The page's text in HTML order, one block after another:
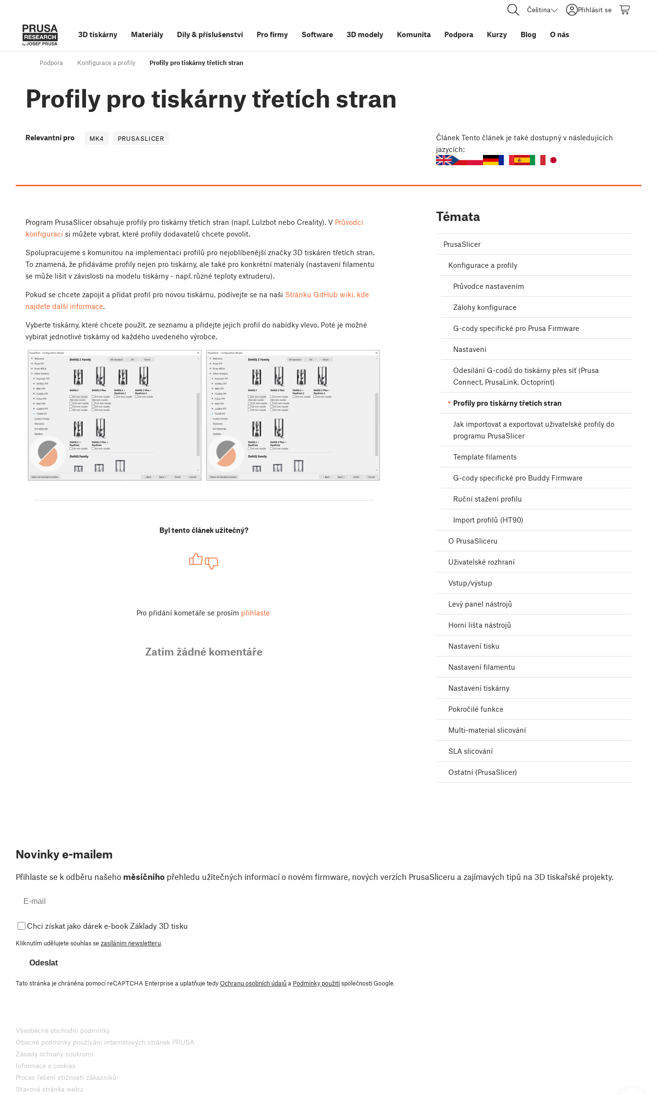
Čeština Přihlásit se
3D tiskárny Materiály Díly& příslušenství Pro firmy Software 3D modely Komunita Podpora Kurzy Blog O nás
Podpora Konfigurace a profily Profily pro tiskárny třetích stran
Profily pro tiskárny třetích stran
Relevantní pro MK4 PRUSASLICER Článek Tento článek je také dostupný v následujících
jazycích:
Program PrusaSlicer obsahuje profily pro tiskárny třetích stran (např. Lulzbot nebo Creality). V Průvodci
konfigurací si můžete vybrat, které profily dodavatelů chcete povolit.
Spolupracujeme s komunitou na implementaci profilů pro nejoblíbenější značky 3D tiskáren třetích stran.
To znamená, že přidáváme profily nejen pro tiskárny, ale také pro konkrétní materiály (nastavení filamentu
se může lišit v závislosti na modelu tiskárny - např. různé teploty extruderu).
Pokud se chcete zapojit a přidat profil pro novou tiskárnu, podívejte se na naši Stránku GitHub wiki, kde
najdete další informace.
Vyberte tiskárny, které chcete použít, ze seznamu a přidejte jejich profil do nabídky vlevo. Poté je možné
vybírat jednotlivé tiskárny od každého uvedeného výrobce.
Byl tento článek užitečný?
Pro přidání kometáře se prosím přihlaste
Zatím žádné komentáře
Témata
PrusaSlicer
Konfigurace a profily
Průvodce nastavením
Zálohy konfigurace
G-cody specifické pro Prusa Firmware
Nastavení
Odesílání G-codů do tiskárny přes síť (Prusa
Connect, PrusaLink, Octoprint)
Profily pro tiskárny třetích stran
Jak importovat a exportovat uživatelské profily do
programu PrusaSlicer
Template filaments
G-cody specifické pro Buddy Firmware
Ruční stažení profilu
Import profilů (HT90)
O PrusaSliceru
Uživatelské rozhraní
Vstup/výstup
Levý panel nástrojů
Horní lišta nástrojů
Nastavení tisku
Nastavení filamentu
Nastavení tiskárny
Pokročilé funkce
Multi-material slicování
SLA slicování
Ostatní (PrusaSlicer)
Novinky e-mailem
Přihlaste se k odběru našeho měsíčního přehledu užitečných informací o novém firmware, nových verzích PrusaSliceru a zajímavých tipů na 3D tiskařské projekty.
Chci získat jako dárek e-book Základy 3D tisku
Kliknutím udělujete souhlas se zasíláním newsletteru
Odeslat
Tato stránka je chráněna pomocí reCAPTCHA Enterprise a uplatňuje tedyOchranu osobních údajůa Podmínky použitíspolečnosti Google.
Všeobecné obchodní podmínky
Obecné podmínky používání internetových stránek PRUSA
Zásady ochrany soukromí
Informace o cookies
Proces řešení stížností zákazníků
Stavová stránka webu